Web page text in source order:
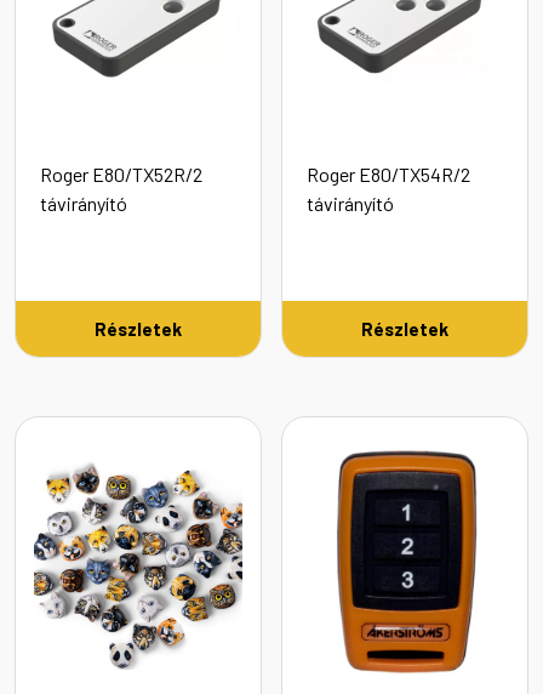
Roger E80/TX52R/2
távirányító
Részletek
Roger E80/TX54R/2
távirányító
Részletek